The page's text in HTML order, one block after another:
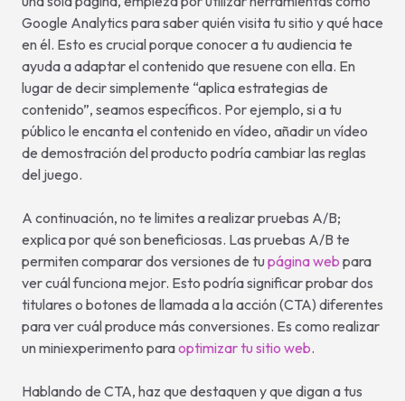
Google Analytics para saber quién visita tu sitio y qué hace
en él. Esto es crucial porque conocer a tu audiencia te
ayuda a adaptar el contenido que resuene con ella. En
lugar de decir simplemente “aplica estrategias de
contenido”, seamos específicos. Por ejemplo, si a tu
público le encanta el contenido en vídeo, añadir un vídeo
de demostración del producto podría cambiar las reglas
del juego.
A continuación, no te limites a realizar pruebas A/B;
explica por qué son beneficiosas. Las pruebas A/B te
permiten comparar dos versiones de tupágina web para
ver cuál funciona mejor. Esto podría significar probar dos
titulares o botones de llamada a la acción (CTA) diferentes
para ver cuál produce más conversiones. Es como realizar
un miniexperimento paraoptimizar tu sitio web.
Hablando de CTA, haz que destaquen y que digan a tus